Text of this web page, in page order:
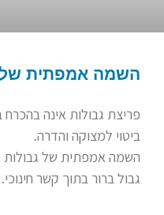
השמה אמפתית של
פריצת גבולות אינה בהכרח
ביטוי למצוקה והדרה.
השמה אמפתית של גבולות
גבול ברור בתוך קשר חינוכי.